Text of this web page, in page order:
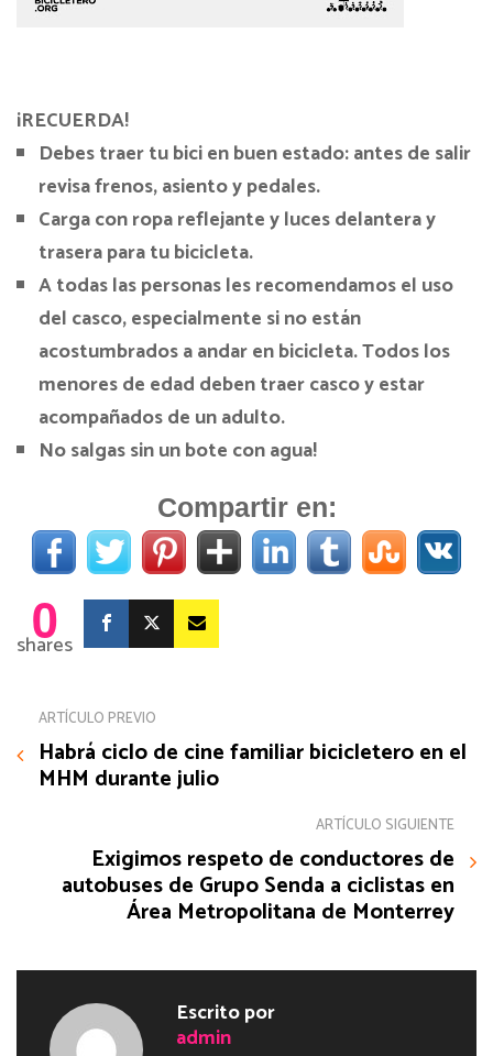
¡RECUERDA!
Debes traer tu bici en buen estado: antes de salir
revisa frenos, asiento y pedales.
Carga con ropa reflejante y luces delantera y
trasera para tu bicicleta.
A todas las personas les recomendamos el uso
del casco, especialmente si no están
acostumbrados a andar en bicicleta. Todos los
menores de edad deben traer casco y estar
acompañados de un adulto.
No salgas sin un bote con agua!
Compartir en:
0
shares
ARTÍCULO PREVIO
Habrá ciclo de cine familiar bicicletero en el
MHM durante julio
ARTÍCULO SIGUIENTE
Exigimos respeto de conductores de
autobuses de Grupo Senda a ciclistas en
Área Metropolitana de Monterrey
Escrito por
admin